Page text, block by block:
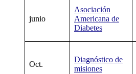
junio
Asociación
Americana de
Diabetes
Oct.
Diagnóstico de
misiones